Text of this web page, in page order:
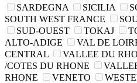
SARDEGNA
SICILIA
SOUTH WEST FRANCE
SUD-OUEST
TOKAJ
ALTO-ADIGE
VAL DE
CENTRAL
VALLEE DU
/COTES DU RHONE
RHONE
VENETO